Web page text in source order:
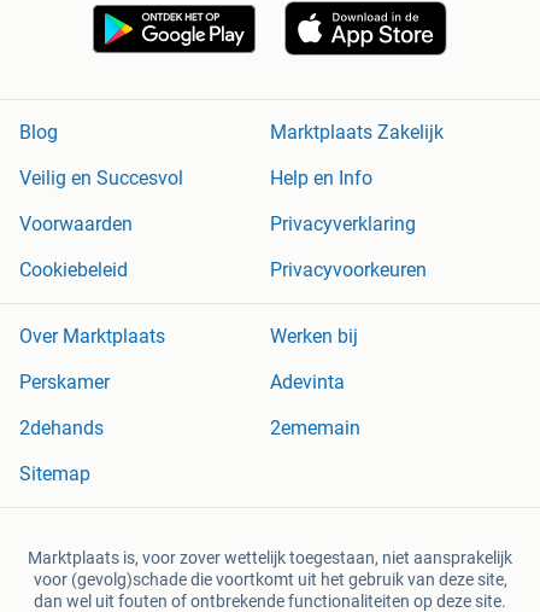
Blog
Marktplaats Zakelijk
Veilig en Succesvol
Help en Info
Voorwaarden
Privacyverklaring
Cookiebeleid
Privacyvoorkeuren
Over Marktplaats
Werken bij
Perskamer
Adevinta
2dehands
2ememain
Sitemap
Marktplaats is, voor zover wettelijk toegestaan, niet aansprakelijk
voor (gevolg)schade die voortkomt uit het gebruik van deze site,
dan wel uit fouten of ontbrekende functionaliteiten op deze site.